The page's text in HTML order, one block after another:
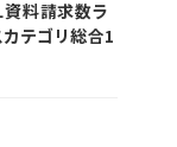
料請求数ラ
カテゴリ総合1